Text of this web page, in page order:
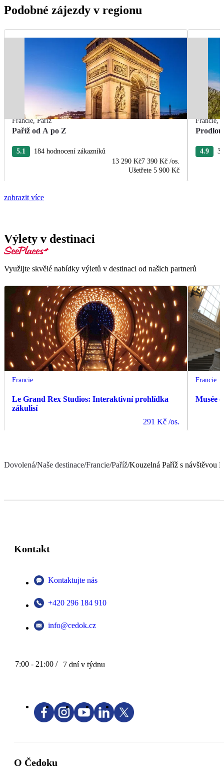
Podobné zájezdy v regionu
Francie ,Paříž
Paříž od A po Z
5.1
184 hodnocení zákazníků
13 290 Kč7 390 Kč /os.
Ušetřete 5 900 Kč
Francie,
4.9
zobrazit více
Výlety v destinaci
Využijte skvělé nabídky výletů v destinaci od našich partnerů
Francie
Le Grand Rex Studios: Interaktivní prohlídka
zákulisí
291 Kč /os.
Francie
Musée
Dovolená/Naše destinace/Francie/Paříž/Kouzelná Paříž s návštěvou
Kontakt
Kontaktujte nás
+420 296 184 910
info@cedok.cz
7:00 - 21:00 / 7 dní v týdnu
O Čedoku